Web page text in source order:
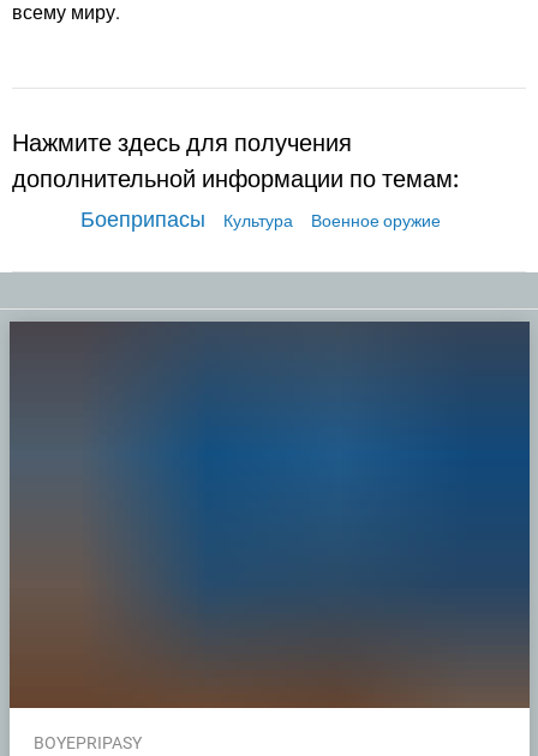
всему миру.
Нажмите здесь для получения
дополнительной информации по темам:
Боеприпасы Культура Военное оружие
BOYEPRIPASY